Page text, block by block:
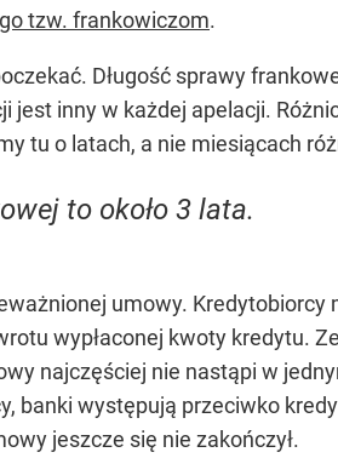
tzw. frankowiczom.
Długość sprawy
inny w każdej apelacji.
tu o latach, a nie miesiącach
to około 3 lata.
umowy. Kredytobiorcy
wypłaconej kwoty kredytu.
najczęściej nie nastąpi w
banki występują przeciwko
jeszcze się nie zakończył.